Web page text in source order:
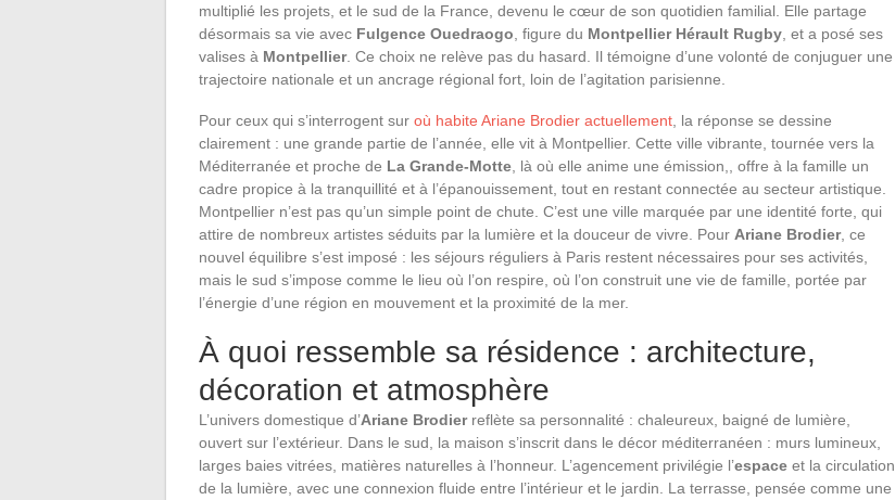
multiplié les projets, et le sud de la France, devenu le cœur de son quotidien familial. Elle partage
désormais sa vie avec Fulgence Ouedraogo , figure du Montpellier Hérault Rugby , et a posé ses
valises à Montpellier. Ce choix ne relève pas du hasard. Il témoigne d’une volonté de conjuguer une
trajectoire nationale et un ancrage régional fort, loin de l’agitation parisienne.
Pour ceux qui s’interrogent sur où habite Ariane Brodier actuellement , la réponse se dessine
clairement : une grande partie de l’année, elle vit à Montpellier. Cette ville vibrante, tournée vers la
Méditerranée et proche de La Grande-Motte , là où elle anime une émission,, offre à la famille un
cadre propice à la tranquillité et à l’épanouissement, tout en restant connectée au secteur artistique.
Montpellier n’est pas qu’un simple point de chute. C’est une ville marquée par une identité forte, qui
attire de nombreux artistes séduits par la lumière et la douceur de vivre. Pour Ariane Brodier, ce
nouvel équilibre s’est imposé : les séjours réguliers à Paris restent nécessaires pour ses activités,
mais le sud s’impose comme le lieu où l’on respire, où l’on construit une vie de famille, portée par
l’énergie d’une région en mouvement et la proximité de la mer.
À quoi ressemble sa résidence : architecture,
décoration et atmosphère
L’univers domestique d’Ariane Brodierreflète sa personnalité : chaleureux, baigné de lumière,
ouvert sur l’extérieur. Dans le sud, la maison s’inscrit dans le décor méditerranéen : murs lumineux,
larges baies vitrées, matières naturelles à l’honneur. L’agencement privilégie l’espace et la circulation
de la lumière, avec une connexion fluide entre l’intérieur et le jardin. La terrasse, pensée comme une